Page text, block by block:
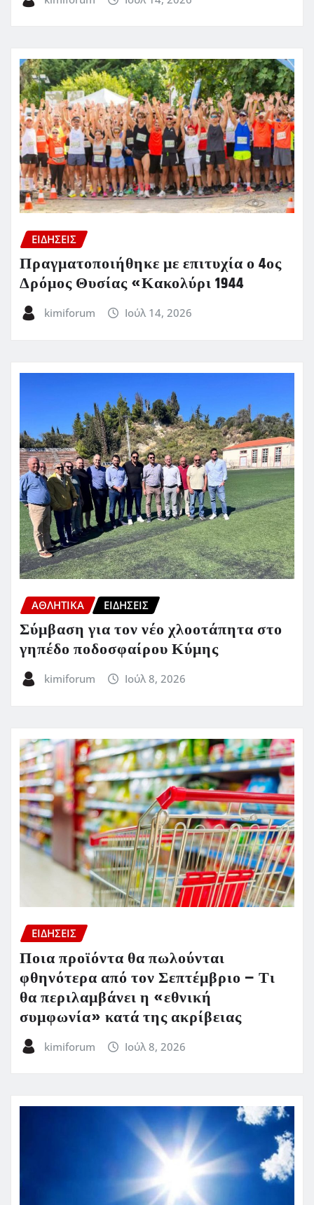
ΕΙΔΗΣΕΙΣ
Πραγματοποιήθηκε με επιτυχία ο 4ος
Δρόμος Θυσίας «Κακολύρι 1944
kimiforum Ιούλ 14, 2026
ΑΘΛΗΤΙΚΑ ΕΙΔΗΣΕΙΣ
Σύμβαση για τον νέο χλοοτάπητα στο
γηπέδο ποδοσφαίρου Κύμης
kimiforum Ιούλ 8, 2026
ΕΙΔΗΣΕΙΣ
Ποια προϊόντα θα πωλούνται
φθηνότερα από τον Σεπτέμβριο – Τι
θα περιλαμβάνει η «εθνική
συμφωνία» κατά της ακρίβειας
kimiforum Ιούλ 8, 2026